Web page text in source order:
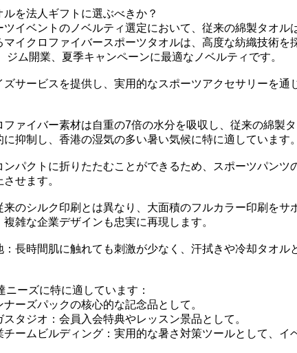
を法人ギフトに選ぶべきか？
イベントのノベルティ選定において、従来の綿製タオ
イクロファイバースポーツタオルは、高度な紡織技術
ジム開業、夏季キャンペーンに最適なノベルティです。
サービスを提供し、実用的なスポーツアクセサリーを
ァイバー素材は自重の7倍の水分を吸収し、従来の綿製
抑制し、香港の湿気の多い暑い気候に特に適しています
パクトに折りたたむことができるため、スポーツパン
せます。
のシルク印刷とは異なり、大面積のフルカラー印刷を
雑な企業デザインも忠実に再現します。
長時間肌に触れても刺激が少なく、汗拭きや冷却タオル
ーズに特に適しています：
ーズパックの核心的な記念品として。
タジオ：会員入会特典やレッスン景品として。
ームビルディング：実用的な暑さ対策ツールとして、イ